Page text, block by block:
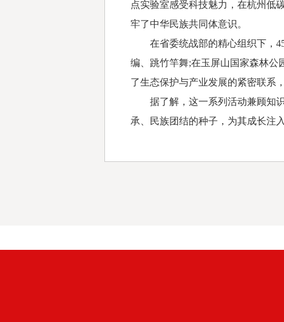
点实验室感受科技魅力，在杭州低
牢了中华民族共同体意识。
在省委统战部的精心组织下，45
编、跳竹竿舞;在玉屏山国家森林公
了生态保护与产业发展的紧密联系
据了解，这一系列活动兼顾知识
承、民族团结的种子，为其成长注